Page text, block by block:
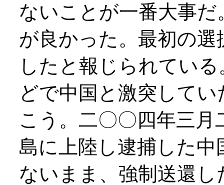
ないことが一番大事
が良かった。最初の
したと報じられてい
どで中国と激突して
こう。二〇〇四年三
島に上陸し逮捕した
ないまま、強制送還